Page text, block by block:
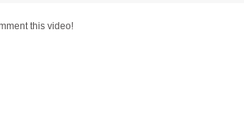
this video!